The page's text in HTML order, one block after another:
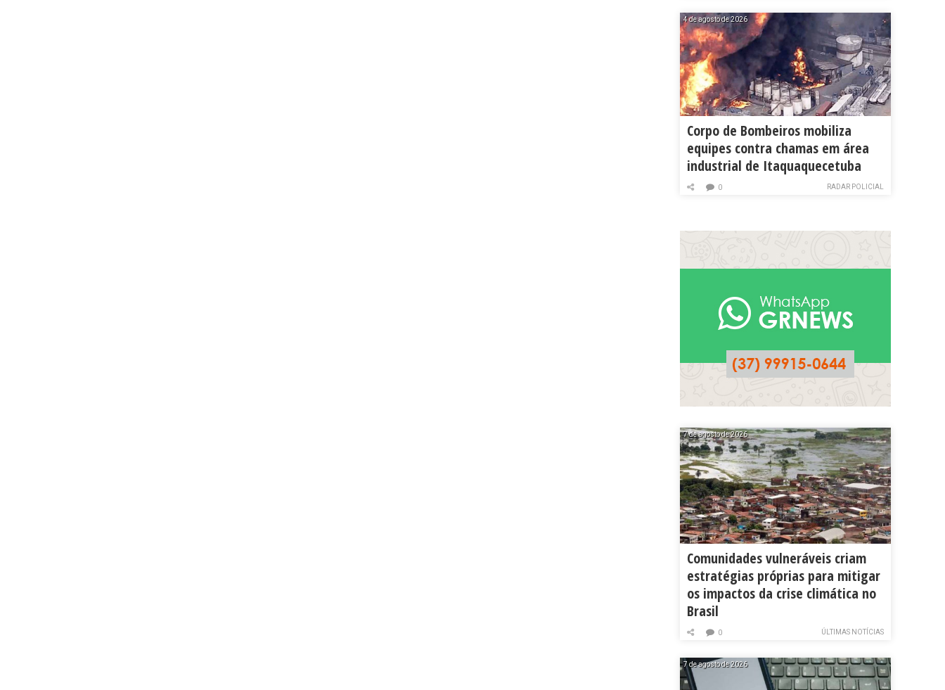
4 de agosto de 2026
Corpo de Bombeiros mobiliza
equipes contra chamas em área
industrial de Itaquaquecetuba
RADAR POLICIAL
0
7 de agosto de 2026
Comunidades vulneráveis criam
estratégias próprias para mitigar
os impactos da crise climática no
Brasil
ÚLTIMAS NOTÍCIAS
0
7 de agosto de 2026